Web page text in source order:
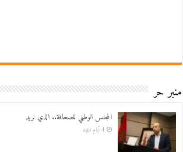
منبر حر
المجلس الوطني للصحافة.. الذي نريد
4 أيام ago